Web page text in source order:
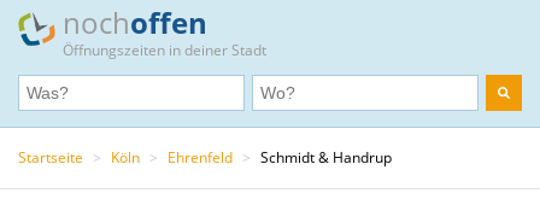
nochoffen
Öffnungszeiten in deiner Stadt
Startseite > Köln > Ehrenfeld > Schmidt & Handrup